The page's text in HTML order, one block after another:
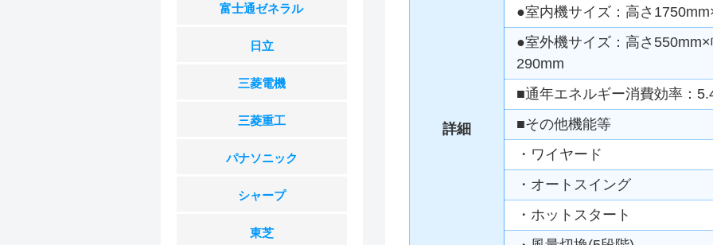
詳細
●室内機サイズ：高さ
●室外機サイズ：高さ
290mm
■通年エネルギー消費効率：
■その他機能等
・ワイヤード
・オートスイング
・ホットスタート
富士通ゼネラル
日立
三菱電機
三菱重工
パナソニック
シャープ
東芝